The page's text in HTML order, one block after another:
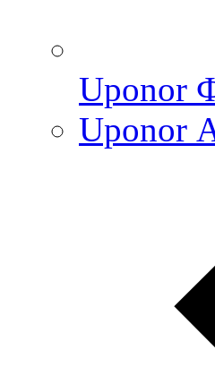
Uponor
Uponor